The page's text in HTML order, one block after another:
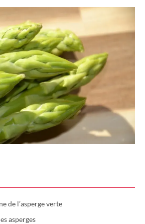
de l’asperge verte
asperges